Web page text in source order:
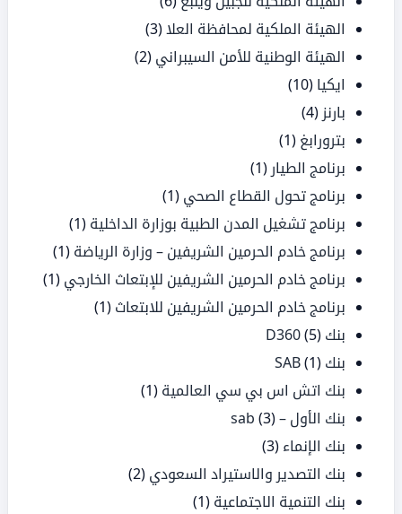
الهيئة الملكية لمحافظة العلا(3)
الهيئة الوطنية للأمن السيبراني (2)
ايكيا (10)
بارنز (4)
بترورابغ (1)
برنامج الطيار (1)
برنامج تحول القطاع الصحي (1)
برنامج تشغيل المدن الطبية بوزارة الداخلية (1)
برنامج خادم الحرمين الشريفين – وزارة الرياضة (1)
برنامج خادم الحرمين الشريفين للإبتعاث الخارجي (1)
برنامج خادم الحرمين الشريفين للابتعاث (1)
بنك D360 (5)
بنك SAB (1)
بنك اتش اس بي سي العالمية (1)
بنك الأول – sab(3)
بنك الإنماء (3)
بنك التصدير والاستيراد السعودي (2)
بنك التنمية الاجتماعية (1)